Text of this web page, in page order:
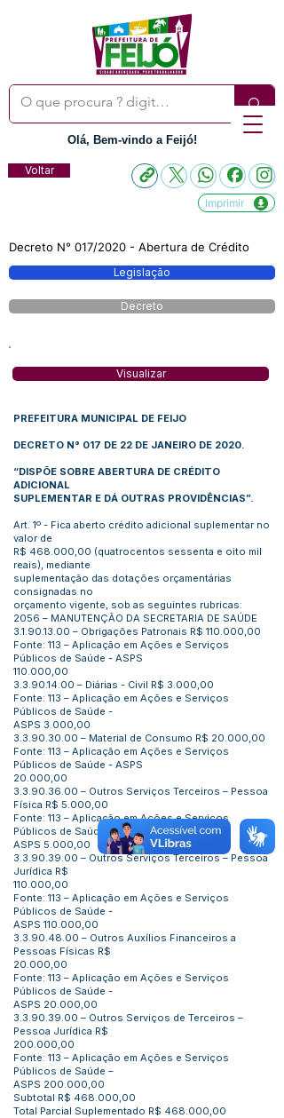
Olá, Bem-vindo a Feijó!
Voltar
Imprimir
Decreto N° 017/2020 - Abertura de Crédito
Legislação
Decreto
Visualizar
PREFEITURA MUNICIPAL DE FEIJO
DECRETO N° 017 DE 22 DE JANEIRO DE 2020.
“DISPÕE SOBRE ABERTURA DE CRÉDITO
ADICIONAL
SUPLEMENTAR E DÁ OUTRAS PROVIDÊNCIAS”.
Art. 1º - Fica aberto crédito adicional suplementar no
valor de
R$ 468.000,00 (quatrocentos sessenta e oito mil
reais), mediante
suplementação das dotações orçamentárias
consignadas no
orçamento vigente, sob as seguintes rubricas:
2056 – MANUTENÇÃO DA SECRETARIA DE SAÚDE
3.1.90.13.00 – Obrigações Patronais R$ 110.000,00
Fonte: 113 – Aplicação em Ações e Serviços
Públicos de Saúde - ASPS
110.000,00
3.3.90.14.00 – Diárias - Civil R$ 3.000,00
Fonte: 113 – Aplicação em Ações e Serviços
Públicos de Saúde -
ASPS 3.000,00
3.3.90.30.00 – Material de Consumo R$ 20.000,00
Fonte: 113 – Aplicação em Ações e Serviços
Públicos de Saúde - ASPS
20.000,00
3.3.90.36.00 – Outros Serviços Terceiros – Pessoa
Física R$ 5.000,00
Fonte: 113 – Aplicação em Ações e Serviços
Públicos de Saúde -
ASPS 5.000,00
3.3.90.39.00 – Outros Serviços Terceiros – Pessoa
Jurídica R$
110.000,00
Fonte: 113 – Aplicação em Ações e Serviços
Públicos de Saúde -
ASPS 110.000,00
3.3.90.48.00 – Outros Auxílios Financeiros a
Pessoas Físicas R$
20.000,00
Fonte: 113 – Aplicação em Ações e Serviços
Públicos de Saúde -
ASPS 20.000,00
3.3.90.39.00 – Outros Serviços de Terceiros –
Pessoa Jurídica R$
200.000,00
Fonte: 113 – Aplicação em Ações e Serviços
Públicos de Saúde –
ASPS 200.000,00
Subtotal R$ 468.000,00
Total Parcial Suplementado R$ 468.000,00